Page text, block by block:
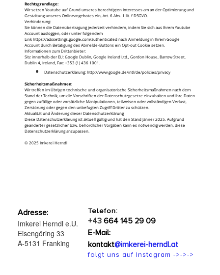
Rechtsgrundlage:
Wir setzen Youtube auf Grund unseres berechtigten Interesses am an der Optimierung und
Gestaltung unseres Onlineangebotes ein, Art. 6 Abs. 1 lit. f DSGVO.
Verhinderung:
Sie können die Datenübertragung jederzeit verhindern, indem Sie sich aus Ihrem Youtube
Account ausloggen, oder unter folgendem
Linkhttps://adssettings.google.com/authenticatednach Anmeldung in Ihrem Google
Account durch Betätigung des Abmelde-Buttons ein Opt-out Cookie setzen.
Informationen zum Drittanbieter:
Sitz innerhalb der EU: Google Dublin, Google Ireland Ltd., Gordon House, Barrow Street,
Dublin 4, Ireland, Fax: +353 (1) 436 1001.
Datenschutzerklärung:http://www.google.de/intl/de/policies/privacy
Sicherheitsmaßnahmen:
Wir treffen im Übrigen technische und organisatorische Sicherheitsmaßnahmen nach dem
Stand der Technik, um die Vorschriften der Datenschutzgesetze einzuhalten und Ihre Daten
gegen zufällige oder vorsätzliche Manipulationen, teilweisen oder vollständigen Verlust,
Zerstörung oder gegen den unbefugten Zugriff Dritter zu schützen.
Aktualität und Änderung dieser Datenschutzerklärung
Diese Datenschutzerklärung ist aktuell gültig und hat den Stand Jänner 2025. Aufgrund
geänderter gesetzlicher bzw. behördlicher Vorgaben kann es notwendig werden, diese
Datenschutzerklärung anzupassen.
© 2025 Imkerei Herndl
Adresse:
Imkerei Herndl e.U.
Eisengöring 33
A-5131 Franking
Telefon:
+43 664 145 29 09
E-Mail:
kontakt@imkerei-herndl.at
folgt uns auf Instagram ->->->